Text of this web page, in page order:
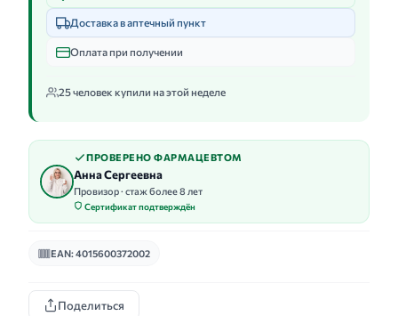
Доставка в аптечный пункт
Оплата при получении
25 человек купили на этой неделе
ПРОВЕРЕНО ФАРМАЦЕВТОМ
Анна Сергеевна
Провизор · стаж более 8 лет
Сертификат подтверждён
EAN: 4015600372002
Поделиться